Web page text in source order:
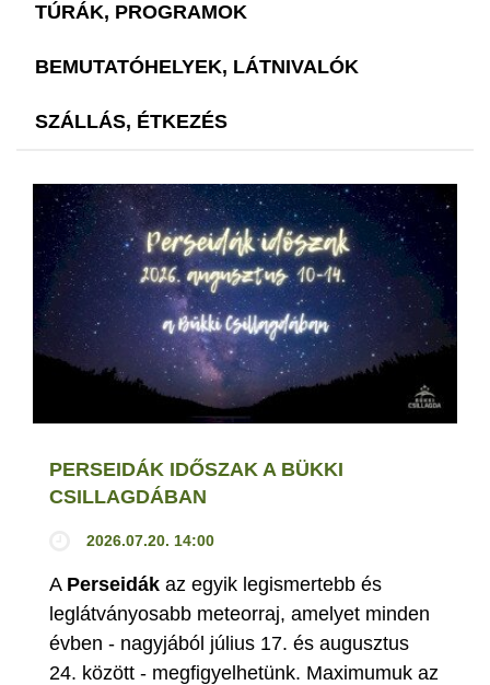
TÚRÁK, PROGRAMOK
BEMUTATÓHELYEK, LÁTNIVALÓK
SZÁLLÁS, ÉTKEZÉS
PERSEIDÁK IDŐSZAK A BÜKKI
CSILLAGDÁBAN
2026.07.20. 14:00
A Perseidák az egyik legismertebb és
leglátványosabb meteorraj, amelyet minden
évben - nagyjából július 17. és augusztus
24. között - megfigyelhetünk. Maximumuk az